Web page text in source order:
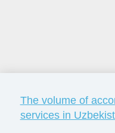
The volume of
services in